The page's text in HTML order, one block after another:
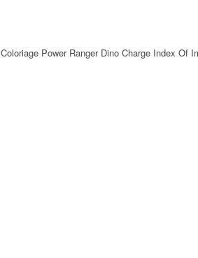
Coloriage Power Ranger Dino Charge Index Of